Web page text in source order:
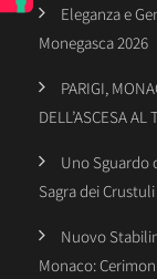
Eleganza e
Monegasca 2026
PARIGI,
DELL’ASCESA
Uno Sguardo
Sagra dei Crustuli
Nuovo
Monaco: